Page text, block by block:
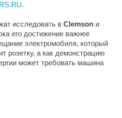
.
исследовать в Clemson и
его достижение важнее
электромобиля, который
розетку, а как демонстрацию
может требовать машина